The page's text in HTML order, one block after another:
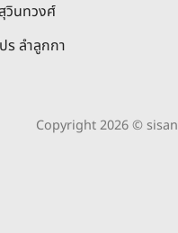
วินทวงศ์
ร ลำลูกกา
Copyright 2026 © sisan